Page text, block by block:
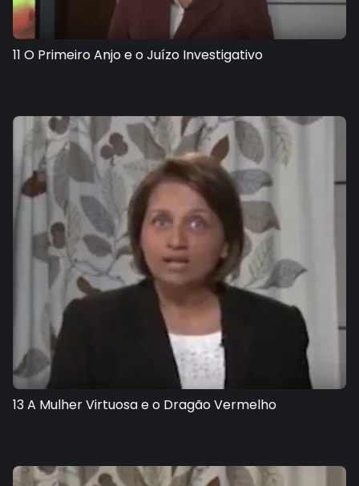
11 O Primeiro Anjo e o Juízo Investigativo
13 A Mulher Virtuosa e o Dragão Vermelho